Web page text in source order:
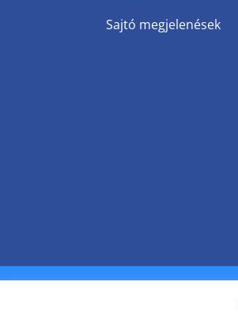
Sajtó megjelenések